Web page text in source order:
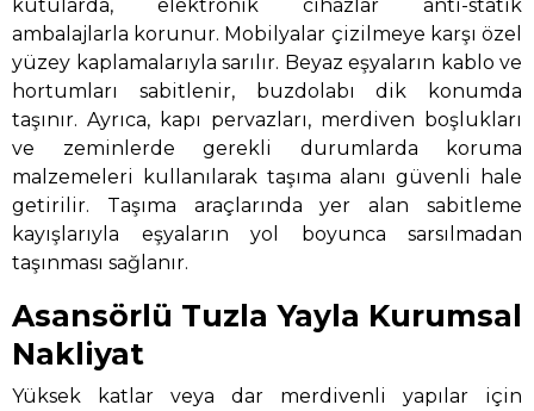
kutularda, elektronik cihazlar anti-statik
ambalajlarla korunur. Mobilyalar çizilmeye karşı özel
yüzey kaplamalarıyla sarılır. Beyaz eşyaların kablo ve
hortumları sabitlenir, buzdolabı dik konumda
taşınır. Ayrıca, kapı pervazları, merdiven boşlukları
ve zeminlerde gerekli durumlarda koruma
malzemeleri kullanılarak taşıma alanı güvenli hale
getirilir. Taşıma araçlarında yer alan sabitleme
kayışlarıyla eşyaların yol boyunca sarsılmadan
taşınması sağlanır.
Asansörlü Tuzla Yayla Kurumsal
Nakliyat
Yüksek katlar veya dar merdivenli yapılar için